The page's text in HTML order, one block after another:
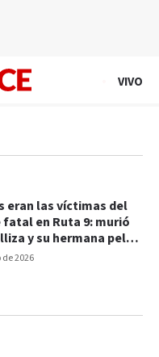
VIVO
2026
eran las víctimas del
fatal en Ruta 9: murió
y su hermana pelea